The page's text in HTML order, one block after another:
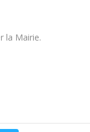
la Mairie.